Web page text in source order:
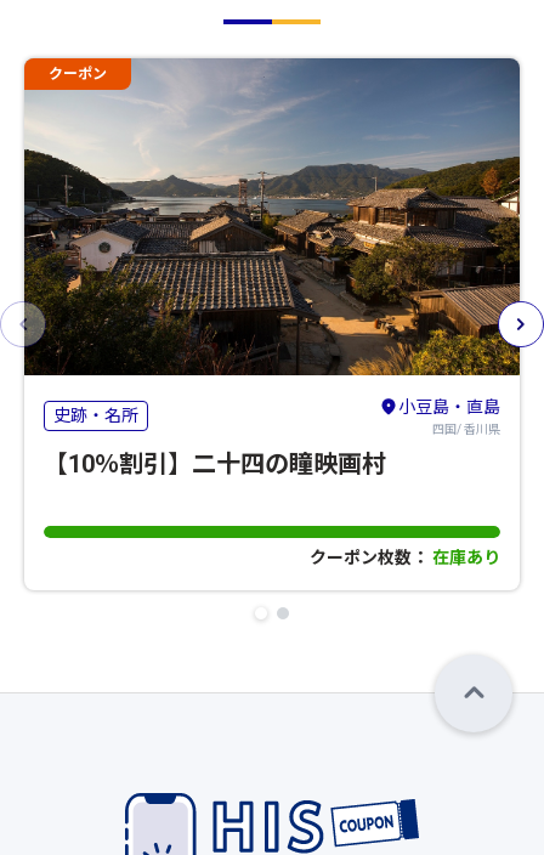
クーポン
史跡・名所 小豆島・直島
四国/ 香川県
【10％割引】二十四の瞳映画村
クーポン枚数： 在庫あり